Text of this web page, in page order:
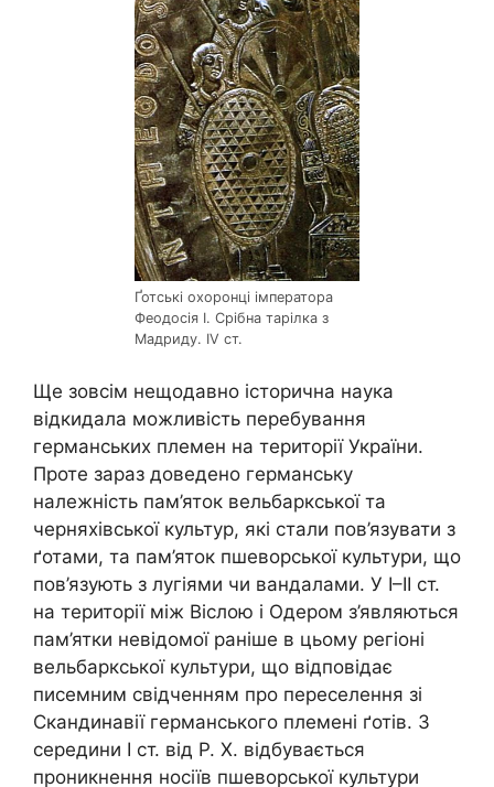
Ґотські охоронці імператора
Феодосія І. Срібна тарілка з
Мадриду. IV ст.
Ще зовсім нещодавно історична наука
відкидала можливість перебування
германських племен на території України.
Проте зараз доведено германську
належність пам’яток вельбаркської та
черняхівської культур, які стали пов’язувати з
ґотами, та пам’яток пшеворської культури, що
пов’язують з лугіями чи вандалами. У І–ІІ ст.
на території між Віслою і Одером з’являються
пам’ятки невідомої раніше в цьому регіоні
вельбаркської культури, що відповідає
писемним свідченням про переселення зі
Скандинавії германського племені ґотів. З
середини І ст. від Р. Х. відбувається
проникнення носіїв пшеворської культури